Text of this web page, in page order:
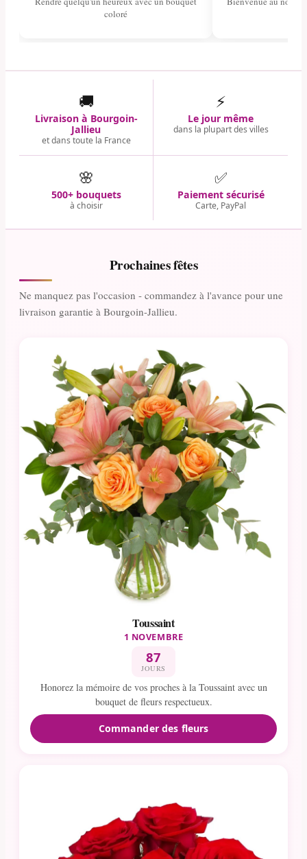
coloré
🚚
Livraison à Bourgoin-
Jallieu
et dans toute la France
⚡
Le jour même
dans la plupart des villes
🌸
500+ bouquets
à choisir
✅
Paiement sécurisé
Carte, PayPal
Prochaines fêtes
Ne manquez pas l'occasion - commandez à l'avance pour une
livraison garantie à Bourgoin-Jallieu.
Toussaint
1 NOVEMBRE
87
JOURS
Honorez la mémoire de vos proches à la Toussaint avec un
bouquet de fleurs respectueux.
Commander des fleurs